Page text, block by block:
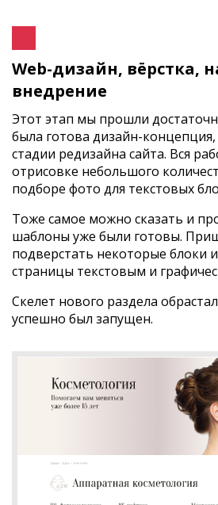
Web-дизайн, вёрстка,
внедрение
Этот этап мы прошли
была готова дизайн-
стадии редизайна сайта. Вся
отрисовке небольшого
подборе фото для текстовых
Тоже самое можно сказать и
шаблоны уже были готовы.
подверстать некоторые блоки
страницы текстовым и
Скелет нового раздела
успешно был запущен.